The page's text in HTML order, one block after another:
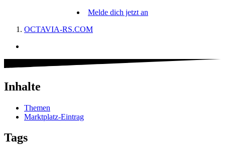
Melde dich jetzt an
OCTAVIA-RS.COM
Inhalte
Themen
Marktplatz-Eintrag
Tags